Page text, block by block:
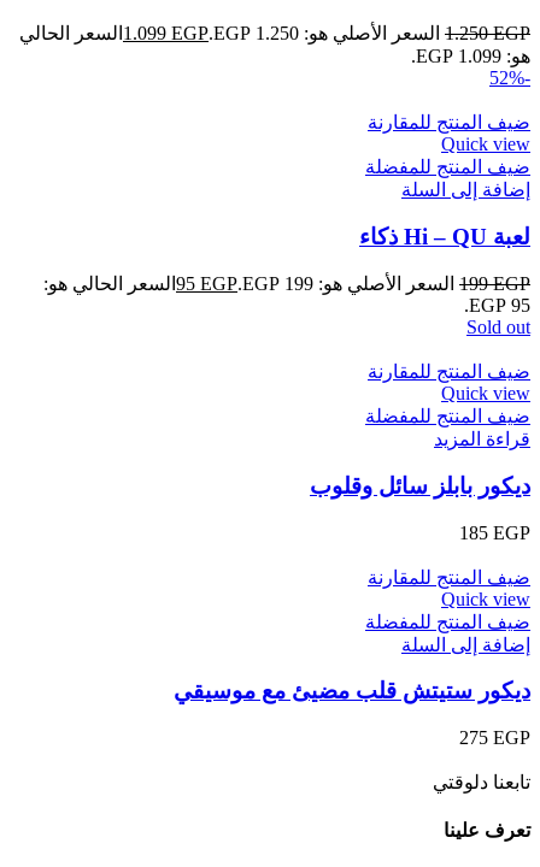
1.250EGP السعر الأصلي هو: 1.250 EGP. 1.099 EGP
السعر الحالي
هو: 1.099 EGP.
-52%
ضيف المنتج للمقارنة
Quick view
ضيف المنتج للمفضلة
إضافة إلى السلة
لعبة Hi – QU ذكاء
199EGP السعر الأصلي هو: 199 EGP. 95 EGP
السعر الحالي هو:
95 EGP.
Sold out
ضيف المنتج للمقارنة
Quick view
ضيف المنتج للمفضلة
قراءة المزيد
ديكور بابلز سائل وقلوب
185 EGP
ضيف المنتج للمقارنة
Quick view
ضيف المنتج للمفضلة
إضافة إلى السلة
ديكور ستيتش قلب مضيئ مع موسيقي
275 EGP
تابعنا دلوقتي
تعرف علينا